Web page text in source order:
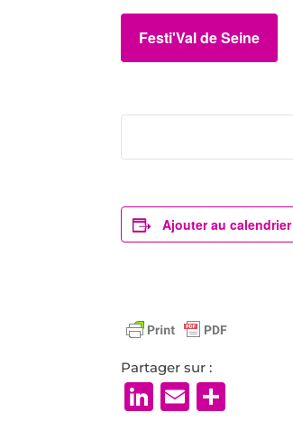
Festi'Val de Seine
Ajouter au calendrier
Partager sur :
LinkedIn
Email